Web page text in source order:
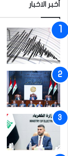
ف
ك
ك
و
ك
أخبر الاخبار